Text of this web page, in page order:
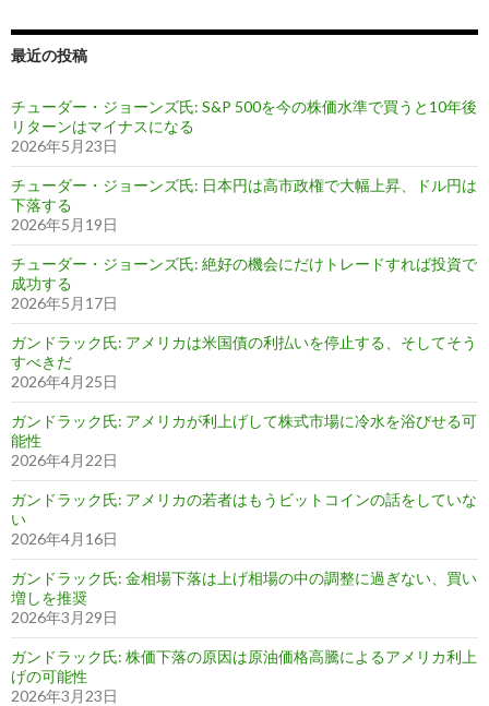
最近の投稿
チューダー・ジョーンズ氏: S&P 500を今の株価水準で買うと10年後
リターンはマイナスになる
2026年5月23日
チューダー・ジョーンズ氏: 日本円は高市政権で大幅上昇、ドル円は
下落する
2026年5月19日
チューダー・ジョーンズ氏: 絶好の機会にだけトレードすれば投資で
成功する
2026年5月17日
ガンドラック氏: アメリカは米国債の利払いを停止する、そしてそう
すべきだ
2026年4月25日
ガンドラック氏: アメリカが利上げして株式市場に冷水を浴びせる可
能性
2026年4月22日
ガンドラック氏: アメリカの若者はもうビットコインの話をしていな
い
2026年4月16日
ガンドラック氏: 金相場下落は上げ相場の中の調整に過ぎない、買い
増しを推奨
2026年3月29日
ガンドラック氏: 株価下落の原因は原油価格高騰によるアメリカ利上
げの可能性
2026年3月23日